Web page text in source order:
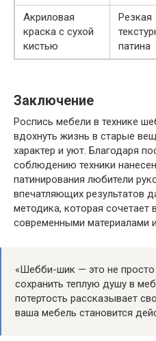
Акриловая
краска с сухой
кистью
Резкая
патина
Заключение
Роспись мебели в технике
вдохнуть жизнь в старые
характер и уют. Благодаря
соблюдению техники
патинирования любители
впечатляющих результатов
методика, которая сочетает
современными материалами
«Шебби-шик — это не просто
сохранить теплую душу в
потертость рассказывает
ваша мебель становится